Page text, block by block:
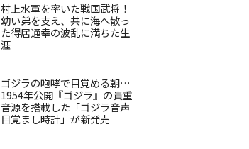
村上水軍を率いた戦国武将！
幼い弟を支え、共に海へ散っ
た得居通幸の波乱に満ちた生
涯
ゴジラの咆哮で目覚める朝…
1954年公開『ゴジラ』の貴重
音源を搭載した「ゴジラ音声
目覚まし時計」が新発売